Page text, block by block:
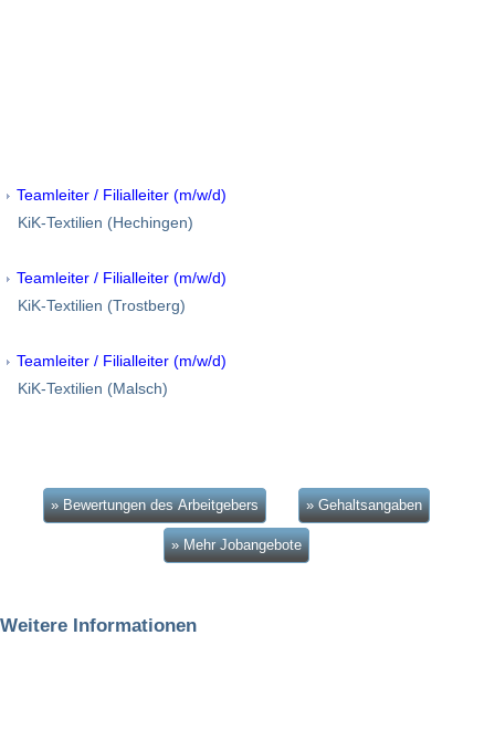
Teamleiter / Filialleiter (m/w/d)
KiK-Textilien (Hechingen)
Teamleiter / Filialleiter (m/w/d)
KiK-Textilien (Trostberg)
Teamleiter / Filialleiter (m/w/d)
KiK-Textilien (Malsch)
» Bewertungen des Arbeitgebers » Gehaltsangaben
» Mehr Jobangebote
Weitere Informationen